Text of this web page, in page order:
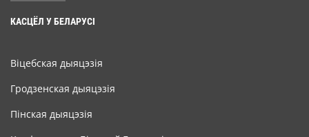
КАСЦЁЛ У БЕЛАРУСІ
Віцебская дыяцэзія
Гродзенская дыяцэзія
Пінская дыяцэзія